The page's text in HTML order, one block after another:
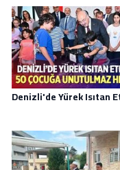
Denizli'de Yürek Isıtan